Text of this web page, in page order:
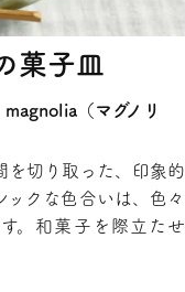
菓子皿
（マグノリ
を切り取った、印象的
ックな色合いは、色々
。和菓子を際立たせ